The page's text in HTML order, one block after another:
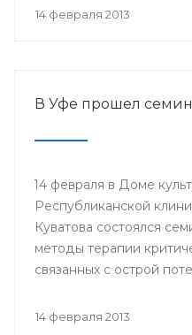
патронатом
14 февраля 2013
В Уфе прошел
14 февраля в Доме
Республиканской
Куватова состоялся
методы терапии
связанных с острой
лечебной работе,
14 февраля 2013